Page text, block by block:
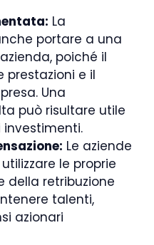
La
portare a una
poiché il
e il
Una
può risultare utile
Le aziende
le proprie
della retribuzione
talenti,
azionari